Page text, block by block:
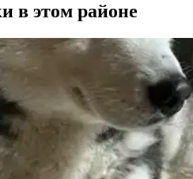
в этом районе